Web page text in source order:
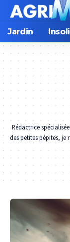
Jardin
Rédactrice
des petites pépites, je